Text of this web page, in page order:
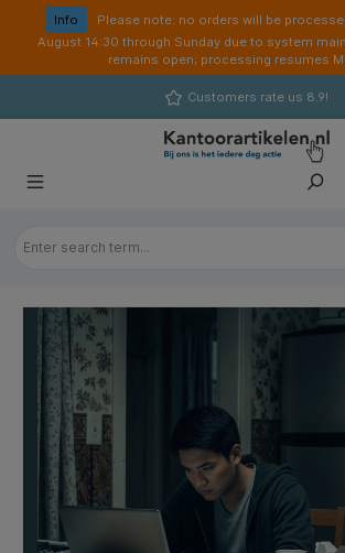
content
Info
Please note: no orders will be
August 14:30 through Sunday due to system
remains open; processing resumes
Customers rate us 8.9!